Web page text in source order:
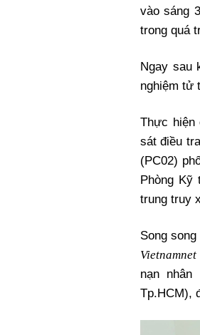
vào sáng
trong quá
Ngay sau
nghiệm tử
Thực hiện
sát điều
(PC02)
Phòng Kỹ
trung truy
Song
Vietnamnet
nạn
Tp.HCM),